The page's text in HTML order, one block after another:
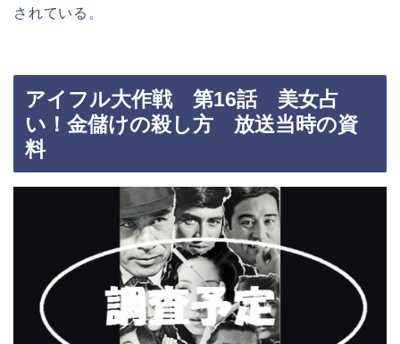
されている。
アイフル大作戦 第16話 美女占
い！金儲けの殺し方 放送当時の資
料